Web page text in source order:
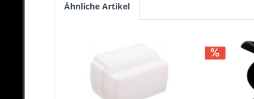
Ähnliche Artikel